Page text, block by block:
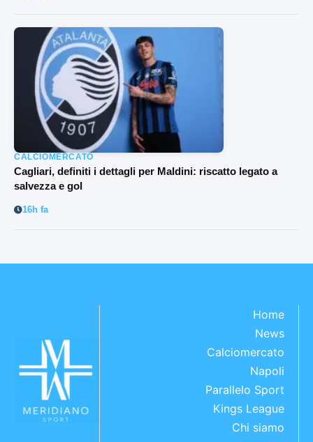
CALCIOMERCATO
Cagliari, definiti i dettagli per Maldini: riscatto legato a
salvezza e gol
16h fa
Home
News
Calciomercato
Napoli
Parallelo Sport
Kings League
Chi siamo